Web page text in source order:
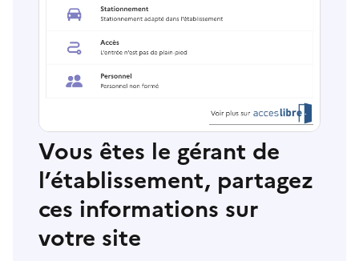
Vous êtes le gérant de
l’établissement, partagez
ces informations sur
votre site